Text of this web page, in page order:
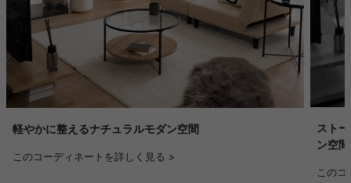
軽やかに整えるナチュラルモダン空間
このコーディネートを詳しく見る >
スト
ン空間
この